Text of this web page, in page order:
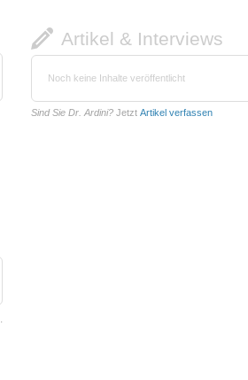
.
Artikel & Interviews
Noch keine Inhalte veröffentlicht
Sind Sie Dr. Ardini? Jetzt Artikel verfassen